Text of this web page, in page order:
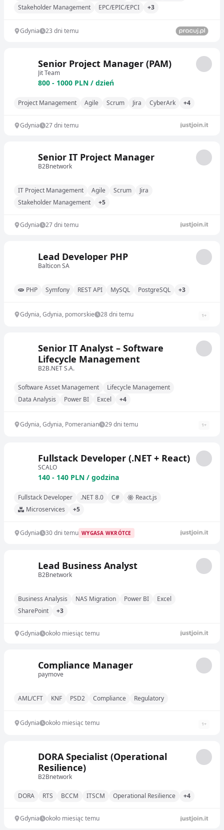
Stakeholder Management
EPC/EPIC/EPCI +3
Gdynia 23 dni temu
Senior Project Manager (PAM)
Jit Team
800 - 1000 PLN / dzień
Project Management Agile Scrum Jira CyberArk +4
Gdynia 27 dni temu
Senior IT Project Manager
B2Bnetwork
IT Project Management Agile Scrum
Jira
Stakeholder Management
+5
Gdynia 27 dni temu
Lead Developer PHP
Balticon SA
PHP Symfony REST API MySQL PostgreSQL +3
Gdynia, Gdynia, pomorskie 28 dni temu 1+
Senior IT Analyst – Software
Lifecycle Management
B2B.NET S.A.
Software Asset Management
Lifecycle Management
Data Analysis
Power BI Excel +4
Gdynia, Gdynia, Pomeranian 29 dni temu 1+
Fullstack Developer (.NET + React)
SCALO
140 - 140 PLN / godzina
Fullstack Developer .NET 8.0 C#
React.js
Microservices
+5
Gdynia 30 dni temu WYGASA WKRÓTCE
Lead Business Analyst
B2Bnetwork
Business Analysis NAS Migration Power BI
Excel
SharePoint
+3
Gdynia około miesiąc temu
Compliance Manager
paymove
AML/CFT KNF PSD2 Compliance Regulatory
Gdynia około miesiąc temu 1+
DORA Specialist (Operational
Resilience)
B2Bnetwork
DORA RTS BCCM ITSCM Operational Resilience +4
Gdynia około miesiąc temu